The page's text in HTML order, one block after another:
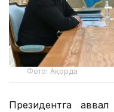
Фото: Ақорда
Президентга